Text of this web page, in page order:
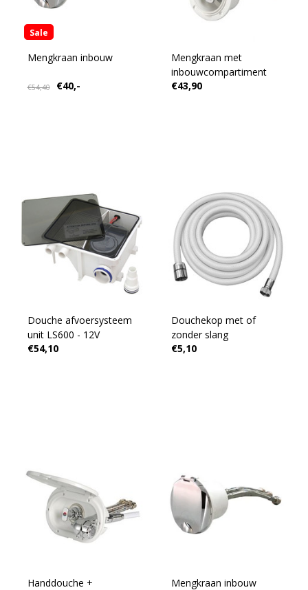
Sale
Mengkraan inbouw
€54,40 €40,-
Mengkraan met
inbouwcompartiment
€43,90
Douche afvoersysteem
unit LS600 - 12V
€54,10
Douchekop met of
zonder slang
€5,10
Handdouche +
Mengkraan inbouw